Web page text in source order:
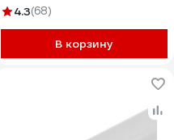
4.3(68)
В корзину